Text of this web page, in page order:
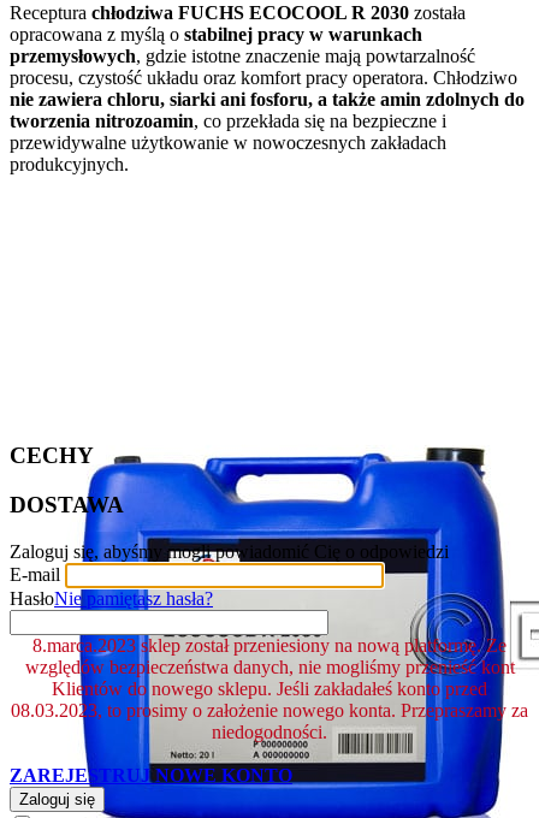
Receptura chłodziwa FUCHS ECOCOOL R 2030 została
opracowana z myślą o stabilnej pracy w warunkach
przemysłowych, gdzie istotne znaczenie mają powtarzalność
procesu, czystość układu oraz komfort pracy operatora. Chłodziwo
nie zawiera chloru, siarki ani fosforu, a także amin zdolnych do
tworzenia nitrozoamin, co przekłada się na bezpieczne i
przewidywalne użytkowanie w nowoczesnych zakładach
produkcyjnych.
CECHY
DOSTAWA
Zaloguj się, abyśmy mogli powiadomić Cię o odpowiedzi
E-mail
HasłoNie pamiętasz hasła?
8.marca.2023 sklep został przeniesiony na nową platformę. Ze
względów bezpieczeństwa danych, nie mogliśmy przenieść kont
Klientów do nowego sklepu. Jeśli zakładałeś konto przed
08.03.2023, to prosimy o założenie nowego konta. Przepraszamy za
niedogodności.
ZAREJESTRUJ NOWE KONTO
Zaloguj się